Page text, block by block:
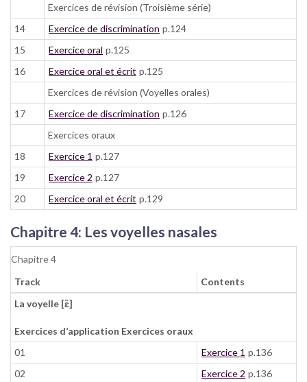
Exercices de révision (Troisième série)
14
Exercice de discrimination p.124
15
Exercice oral p.125
16
Exercice oral et écrit p.125
Exercices de révision (Voyelles orales)
17
Exercice de discrimination p.126
Exercices oraux
18
Exercice 1 p.127
19
Exercice 2 p.127
20
Exercice oral et écrit p.129
Chapitre 4: Les voyelles nasales
Chapitre 4
Track
Contents
La voyelle [ɛ̃]
Exercices d’application Exercices oraux
01
Exercice 1 p.136
02
Exercice 2 p.136